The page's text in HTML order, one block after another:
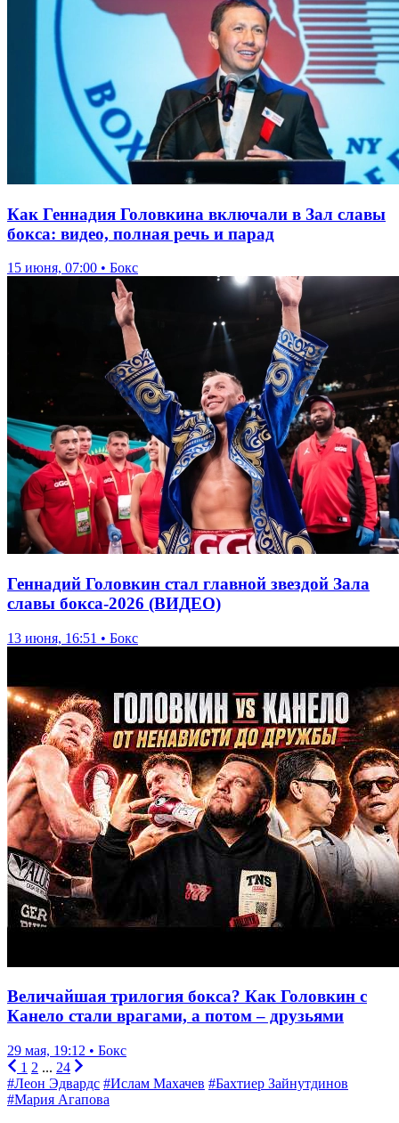
Как Геннадия Головкина включали в Зал славы
бокса: видео, полная речь и парад
15 июня, 07:00 • Бокс
Геннадий Головкин стал главной звездой Зала
славы бокса-2026 (ВИДЕО)
13 июня, 16:51 • Бокс
Величайшая трилогия бокса? Как Головкин с
Канело стали врагами, а потом – друзьями
29 мая, 19:12 • Бокс
1 2 ... 24
#Леон Эдвардс #Ислам Махачев #Бахтиер Зайнутдинов
#Мария Агапова